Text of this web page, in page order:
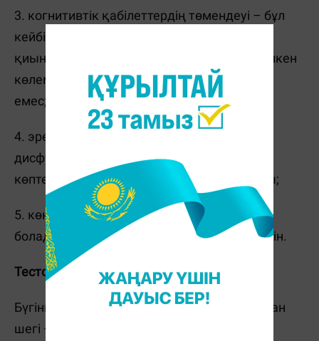
3. когнитивтік қабілеттердің төмендеуі – бұл
кейбір мәселелерді шешуде кенеттен
қиындықтар болуы мүмкін, бұрынғыдай үлкен
көлемдегі ақпаратпен жұмыс істеу мүмкін
емес;
4. эректильді дисфункция – эректильді
дисфункция, осы «ыңғайсыз» мәселемен
көптеген адамдар дәрігерге баруға ұялады;
5. көңіл-күйдің өзгеруі: ашушаңдық пайда
болады, кейде ол депрессияға әкелуі мүмкін.
Тестостеронды өлшеу керек пе?
Бүгінгі таңда норманың жалпы қабылданған
шегі – кем дегенде 12,1 нмоль / л жалпы